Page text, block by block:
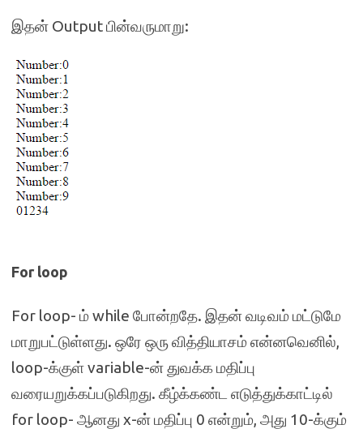
இதன் Output பின்வருமாறு:
For loop
For loop- ம் while போன்றதே. இதன் வடிவம் மட்டுமே
மாறுபட்டுள்ளது. ஒரே ஒரு வித்தியாசம் என்னவெனில்,
loop-க்குள் variable-ன் துவக்க மதிப்பு
வரையறுக்கப்படுகிறது. கீழ்க்கண்ட எடுத்துக்காட்டில்
for loop- ஆனது x-ன் மதிப்பு 0 என்றும், அது 10-க்கும்